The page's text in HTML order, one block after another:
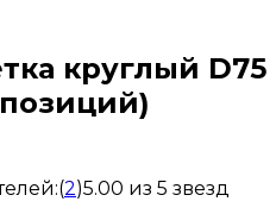
круглый D75
(2)5.00 из 5 звезд